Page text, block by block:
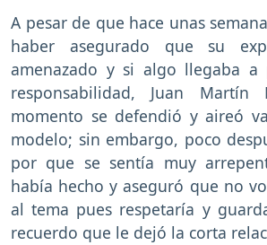
A pesar de que hace unas
haber asegurado que su
amenazado y si algo llegaba a
responsabilidad, Juan
momento se defendió y aireó
modelo; sin embargo, poco
por que se sentía muy
había hecho y aseguró que no
al tema pues respetaría y
recuerdo que le dejó la corta